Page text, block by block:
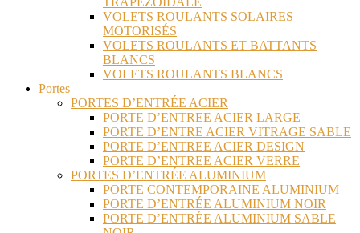
VOLETS ROULANTS SOLAIRES
MOTORISÉS
VOLETS ROULANTS ET BATTANTS
BLANCS
VOLETS ROULANTS BLANCS
Portes
PORTES D’ENTRÉE ACIER
PORTE D’ENTREE ACIER LARGE
PORTE D’ENTRE ACIER VITRAGE SABLE
PORTE D’ENTREE ACIER DESIGN
PORTE D’ENTREE ACIER VERRE
PORTES D’ENTRÉE ALUMINIUM
PORTE CONTEMPORAINE ALUMINIUM
PORTE D’ENTRÉE ALUMINIUM NOIR
PORTE D’ENTRÉE ALUMINIUM SABLE